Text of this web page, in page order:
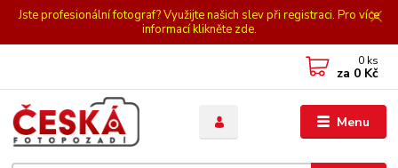
Jste profesionální fotograf? Využijte našich slev při registraci. Pro více
informací klikněte zde.
Menu
0 ks
za 0 Kč